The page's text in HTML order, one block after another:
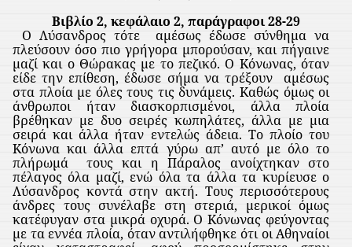
Βιβλίο 2, κεφάλαιο 2, παράγραφοι 28-29
Ο Λύσανδρος τότε
αμέσως έδωσε σύνθημα να
πλεύσουν όσο πιο γρήγορα μπορούσαν, και πήγαινε
μαζί και ο Θώρακας με το πεζικό. Ο Κόνωνας, όταν
είδε την επίθεση, έδωσε σήμα να τρέξουν
αμέσως
στα πλοία με όλες τους τις δυνάμεις. Καθώς όμως οι
άνθρωποι ήταν διασκορπισμένοι, άλλα πλοία
βρέθηκαν με δυο σειρές κωπηλάτες, άλλα με μια
σειρά και άλλα ήταν εντελώς άδεια. Το πλοίο του
Κόνωνα και άλλα επτά γύρω απ’ αυτό με όλο το
πλήρωμά
τους και η Πάραλος ανοίχτηκαν στο
πέλαγος όλα μαζί, ενώ όλα τα άλλα τα κυρίευσε ο
Λύσανδρος κοντά στην ακτή. Τους περισσότερους
άνδρες τους συνέλαβε στη στεριά, μερικοί όμως
κατέφυγαν στα μικρά οχυρά. Ο Κόνωνας φεύγοντας
με τα εννέα πλοία, όταν αντιλήφθηκε ότι οι Αθηναίοι